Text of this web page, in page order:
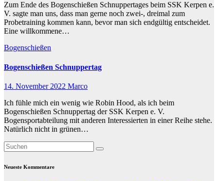
Zum Ende des Bogenschießen Schnuppertages beim SSK Kerpen e.
V. sagte man uns, dass man gerne noch zwei-, dreimal zum
Probetraining kommen kann, bevor man sich endgültig entscheidet.
Eine willkommene…
Bogenschießen
Bogenschießen Schnuppertag
14. November 2022 Marco
Ich fühle mich ein wenig wie Robin Hood, als ich beim
Bogenschießen Schnuppertag der SSK Kerpen e. V.
Bogensportabteilung mit anderen Interessierten in einer Reihe stehe.
Natürlich nicht in grünen…
Neueste Kommentare